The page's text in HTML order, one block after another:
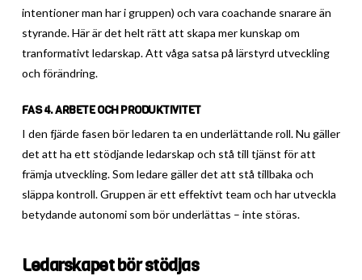
intentioner man har i gruppen) och vara coachande snarare än
styrande. Här är det helt rätt att skapa mer kunskap om
tranformativt ledarskap. Att våga satsa på lärstyrd utveckling
och förändring.
FAS 4. ARBETE OCH PRODUKTIVITET
I den fjärde fasen bör ledaren ta en underlättande roll. Nu gäller
det att ha ett stödjande ledarskap och stå till tjänst för att
främja utveckling. Som ledare gäller det att stå tillbaka och
släppa kontroll. Gruppen är ett effektivt team och har utveckla
betydande autonomi som bör underlättas – inte störas.
Ledarskapet bör stödjas